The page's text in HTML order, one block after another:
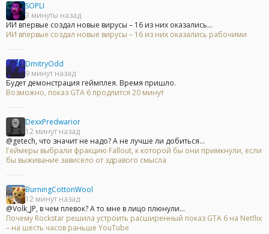
SOPLI
3 минуты назад
ИИ впервые создал новые вирусы – 16 из них оказались...
ИИ впервые создал новые вирусы – 16 из них оказались рабочими
DmitryOdd
9 минут назад
Будет демонстрация геймплея. Время пришло.
Возможно, показ GTA 6 продлится 20 минут
DexxPredwarior
12 минут назад
@getech, что значит не надо? А не лучше ли добиться...
Геймеры выбрали фракцию Fallout, к которой бы они примкнули, если
бы выживание зависело от здравого смысла
BurningCottonWool
12 минут назад
@Volk_JP, в чем плевок? А то мне в лицо плюнули...
Почему Rockstar решила устроить расширенный показ GTA 6 на Netflix
– на шесть часов раньше YouTube